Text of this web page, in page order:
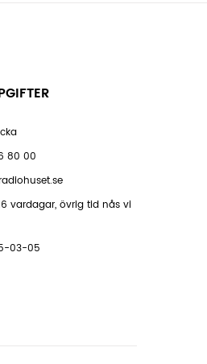
80 00
vardagar, övrig tid nås vi
03-05